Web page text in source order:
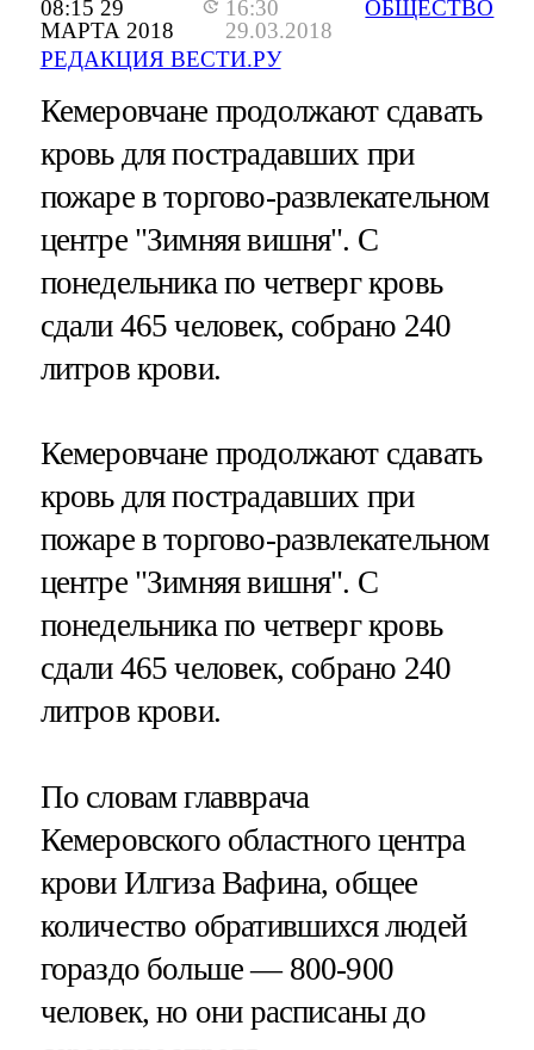
08:15 29
МАРТА 2018
16:30
29.03.2018
РЕДАКЦИЯ ВЕСТИ.РУ
ОБЩЕСТВО
Кемеровчане продолжают сдавать
кровь для пострадавших при
пожаре в торгово-развлекательном
центре "Зимняя вишня". С
понедельника по четверг кровь
сдали 465 человек, собрано 240
литров крови.
Кемеровчане продолжают сдавать
кровь для пострадавших при
пожаре в торгово-развлекательном
центре "Зимняя вишня". С
понедельника по четверг кровь
сдали 465 человек, собрано 240
литров крови.
По словам главврача
Кемеровского областного центра
крови Илгиза Вафина, общее
количество обратившихся людей
гораздо больше — 800-900
человек, но они расписаны до